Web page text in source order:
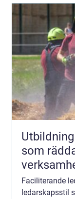
Utbildning
som
Faciliterande
ledarskapsstil